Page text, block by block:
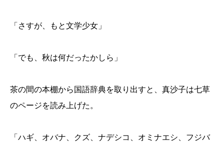
「さすが、もと文学少女」
「でも、秋は何だったかしら」
茶の間の本棚から国語辞典を取り出すと、真沙子は七草
のページを読み上げた。
「ハギ、オバナ、クズ、ナデシコ、オミナエシ、フジバ